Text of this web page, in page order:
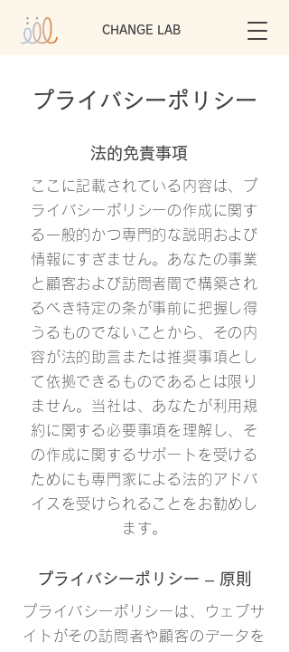
CHANGE LAB
プライバシーポリシー
法的免責事項
ここに記載されている内容は、プ
ライバシーポリシーの作成に関す
る一般的かつ専門的な説明および
情報にすぎません。あなたの事業
と顧客および訪問者間で構築され
るべき特定の条が事前に把握し得
うるものでないことから、その内
容が法的助言または推奨事項とし
て依拠できるものであるとは限り
ません。当社は、あなたが利用規
約に関する必要事項を理解し、そ
の作成に関するサポートを受ける
ためにも専門家による法的アドバ
イスを受けられることをお勧めし
ます。
プライバシーポリシー – 原則
プライバシーポリシーは、ウェブサ
イトがその訪問者や顧客のデータを